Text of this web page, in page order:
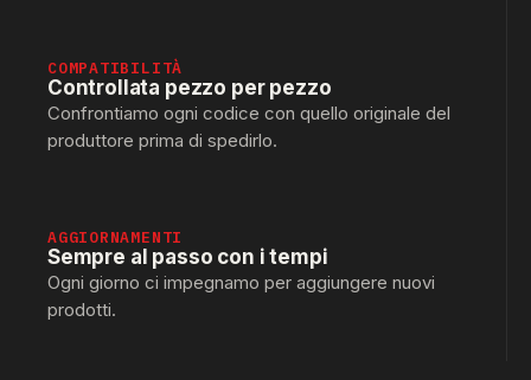
COMPATIBILITÀ
Controllata pezzo per pezzo
Confrontiamo ogni codice con quello originale del
produttore prima di spedirlo.
AGGIORNAMENTI
Sempre al passo con i tempi
Ogni giorno ci impegnamo per aggiungere nuovi
prodotti.